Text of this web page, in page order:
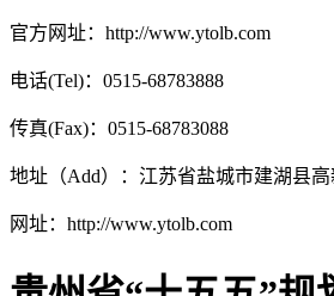
官方网址：http://www.ytolb.com
电话(Tel)：0515-68783888
传真(Fax)：0515-68783088
地址（Add）：江苏省盐城市建湖县
网址：http://www.ytolb.com